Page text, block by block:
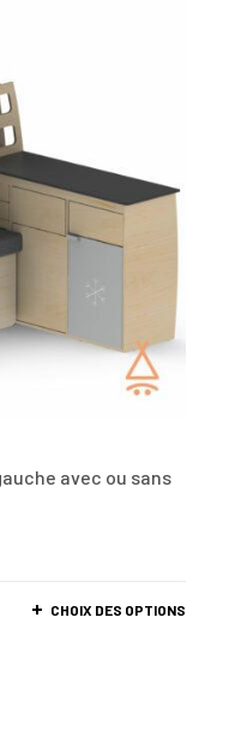
avec ou sans
CHOIX DES OPTIONS